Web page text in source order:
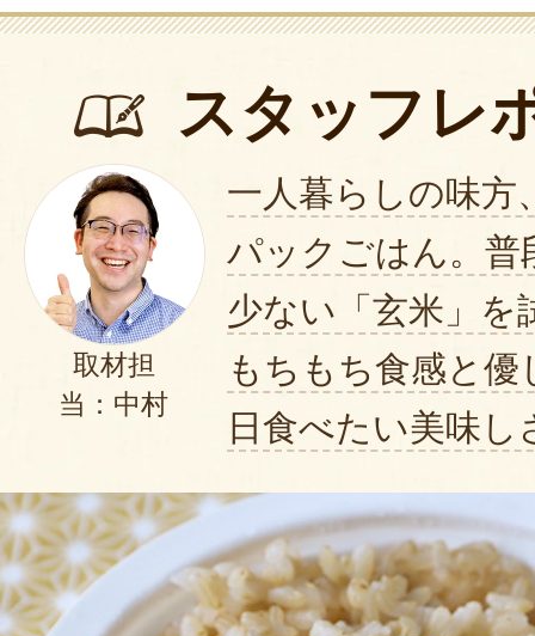
スタッフレ
取材担
当：中村
一人暮らしの味方
パックごはん。普
少ない「玄米」を
もちもち食感と
日食べたい美味し